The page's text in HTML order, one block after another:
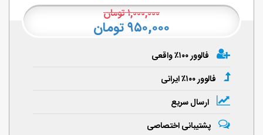
۱,۰۰۰,۰۰۰تومان
۹۵۰,۰۰۰ تومان
فالوور ۱۰۰٪ واقعی
فالوور ۱۰۰٪ ایرانی
ارسال سریع
پشتیبانی اختصاصی